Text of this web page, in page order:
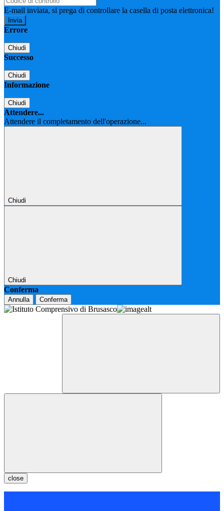
E-mail inviata, si prega di controllare la casella di posta elettronica!
Errore
Chiudi
Successo
Chiudi
Informazione
Chiudi
Attendere...
Attendere il completamento dell'operazione...
Chiudi
Chiudi
Conferma
Annulla Conferma
close